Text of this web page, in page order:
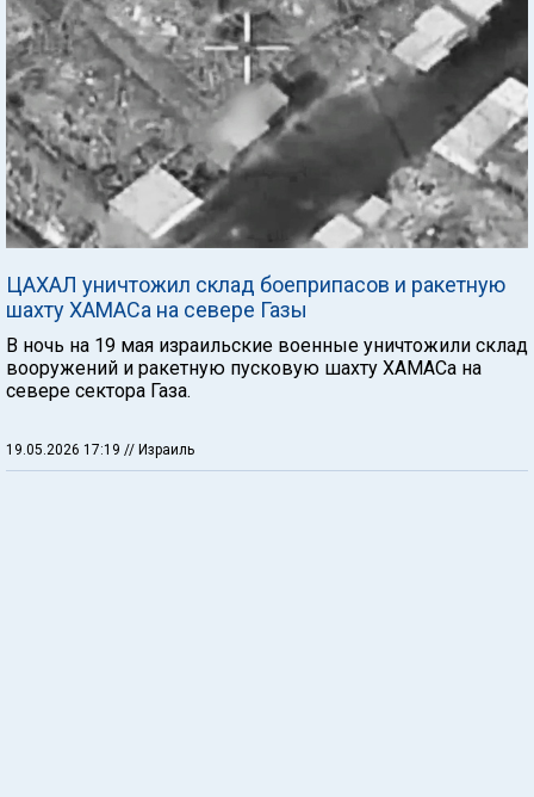
ЦАХАЛ уничтожил склад боеприпасов и ракетную
шахту ХАМАСа на севере Газы
В ночь на 19 мая израильские военные уничтожили склад
вооружений и ракетную пусковую шахту ХАМАСа на
севере сектора Газа.
19.05.2026 17:19 // Израиль